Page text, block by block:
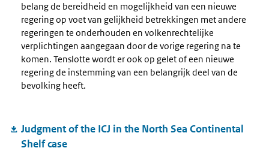
belang de bereidheid en mogelijkheid van een nieuwe
regering op voet van gelijkheid betrekkingen met andere
regeringen te onderhouden en volkenrechtelijke
verplichtingen aangegaan door de vorige regering na te
komen. Tenslotte wordt er ook op gelet of een nieuwe
regering de instemming van een belangrijk deel van de
bevolking heeft.
Judgment of the ICJ in the North Sea Continental
Shelf case